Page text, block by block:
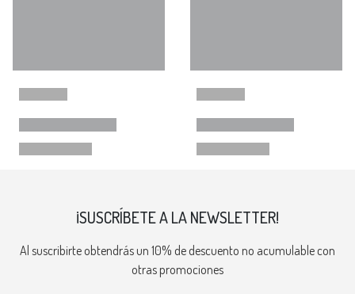
¡SUSCRÍBETE A LA NEWSLETTER!
Al suscribirte obtendrás un 10% de descuento no acumulable con
otras promociones